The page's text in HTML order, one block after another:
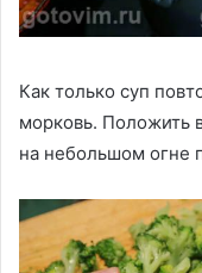
Как только суп
морковь. Положить
на небольшом огне